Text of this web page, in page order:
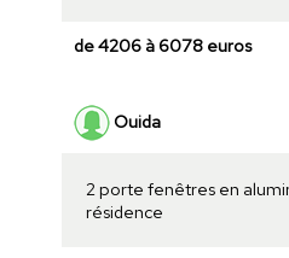
de 4206 à 6078 euros
Ouida
2 porte fenêtres en
résidence